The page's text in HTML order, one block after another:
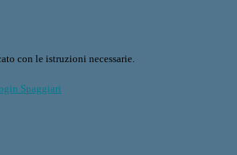
con le istruzioni necessarie.
Spaggiari